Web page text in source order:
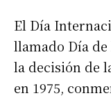
El Día
llamado Día
la decisión de
en 1975,